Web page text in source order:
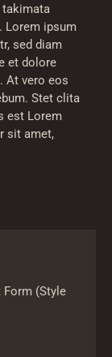
takimata
Lorem ipsum
sed diam
et dolore
At vero eos
Stet clita
est Lorem
sit amet,
Form (Style